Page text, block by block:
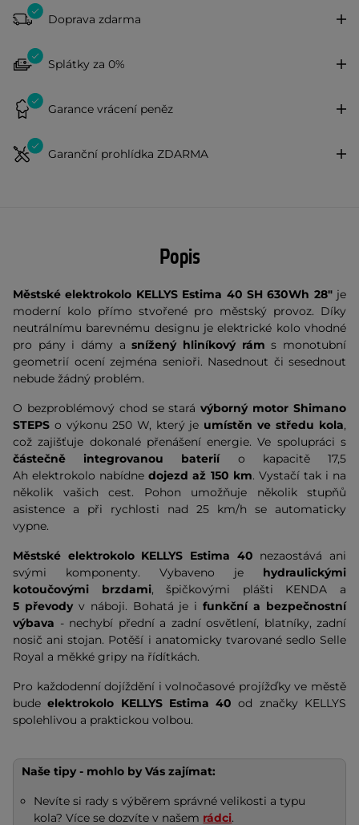
Doprava zdarma
Splátky za 0%
Garance vrácení peněz
Garanční prohlídka ZDARMA
Popis
Městské elektrokolo KELLYS Estima 40 SH 630Wh 28" je
moderní kolo přímo stvořené pro městský provoz. Díky
neutrálnímu barevnému designu je elektrické kolo vhodné
pro pány i dámy asnížený hliníkový rám s monotubní
geometrií ocení zejména senioři. Nasednout či sesednout
nebude žádný problém.
O bezproblémový chod se starávýborný motor Shimano
STEPS o výkonu 250 W, který je umístěn ve středu kola,
což zajišťuje dokonalé přenášení energie. Ve spolupráci s
částečně integrovanou baterií o kapacitě 17,5
Ah elektrokolo nabídnedojezd až 150 km. Vystačí tak i na
několik vašich cest. Pohon umožňuje několik stupňů
asistence a při rychlosti nad 25 km/h se automaticky
vypne.
Městské elektrokolo KELLYS Estima 40 nezaostává ani
svými komponenty. Vybaveno je hydraulickými
kotoučovými brzdami, špičkovými plášti KENDA a
5 převodyv náboji. Bohatá je ifunkční a bezpečnostní
výbava - nechybí přední a zadní osvětlení, blatníky, zadní
nosič ani stojan. Potěší i anatomicky tvarované sedlo Selle
Royal a měkké gripy na řídítkách.
Pro každodenní dojíždění i volnočasové projížďky ve městě
budeelektrokolo KELLYS Estima 40 od značky KELLYS
spolehlivou a praktickou volbou.
Naše tipy - mohlo by Vás zajímat:
Nevíte si rady s výběrem správné velikosti a typu
kola? Více se dozvíte v našem rádci.